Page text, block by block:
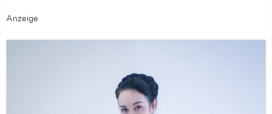
Anzeige